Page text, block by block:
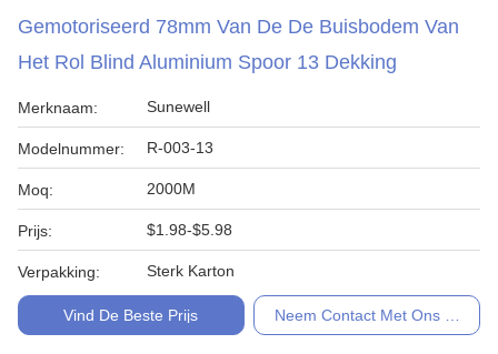
Gemotoriseerd 78mm Van De De Buisbodem Van
Het Rol Blind Aluminium Spoor 13 Dekking
Merknaam: Sunewell
Modelnummer: R-003-13
Moq: 2000M
Prijs: $1.98-$5.98
Verpakking: Sterk Karton
Vind De Beste Prijs Neem Contact Met Ons Op